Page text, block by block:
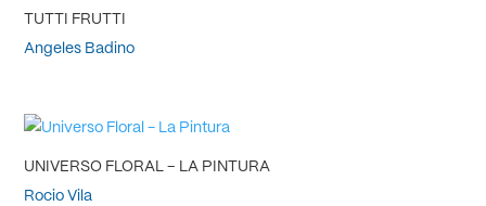
TUTTI FRUTTI
Angeles Badino
UNIVERSO FLORAL – LA PINTURA
Rocio Vila